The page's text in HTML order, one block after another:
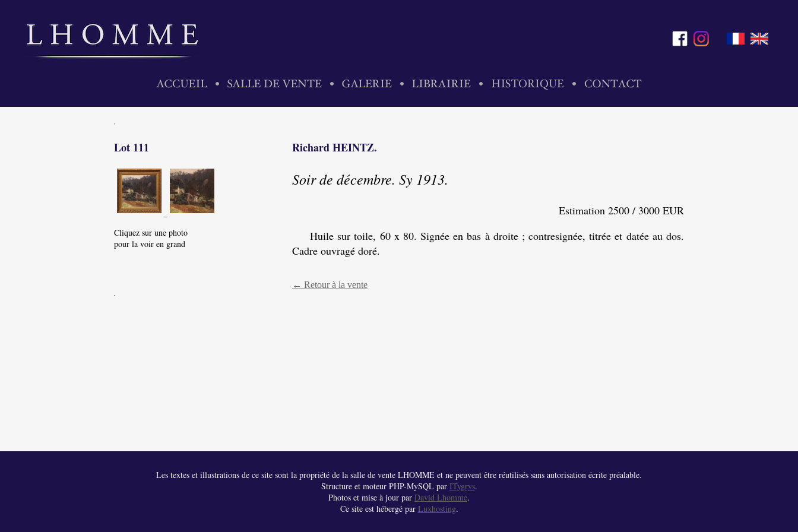
Lot 111
Cliquez sur une photo
pour la voir en grand
Richard HEINTZ.
Soir de décembre. Sy 1913.
Estimation 2500 / 3000 EUR
Huile sur toile, 60 x 80. Signée en bas à droite ; contresignée, titrée et datée au dos.
Cadre ouvragé doré.
← Retour à la vente
Les textes et illustrations de ce site sont la propriété de la salle de vente LHOMME et ne peuvent être réutilisés sans autorisation écrite préalable.
Structure et moteur PHP-MySQL par ITygrys.
Photos et mise à jour par David Lhomme.
Ce site est hébergé par Luxhosting.